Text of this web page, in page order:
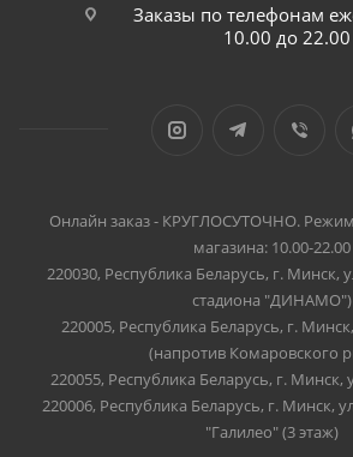
Заказы по телефонам
10.00 до 22.00
Онлайн заказ - КРУГЛОСУТОЧНО.
магазина: 10.00-22.00
220030, Республика Беларусь, г. Минск,
стадиона "ДИНАМО")
220005, Республика Беларусь, г.
(напротив Комаровского
220055, Республика Беларусь, г. Минск,
220006, Республика Беларусь, г. Минск,
"Галилео" (3 этаж)